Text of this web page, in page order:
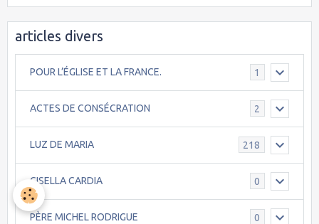
articles divers
POUR L’ÉGLISE ET LA FRANCE. 1
ACTES DE CONSÉCRATION 2
LUZ DE MARIA 218
GISELLA CARDIA 0
PÈRE MICHEL RODRIGUE 0